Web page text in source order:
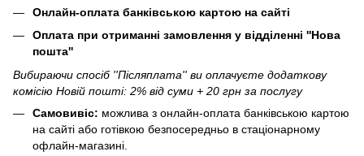
Онлайн-оплата банківською картою на сайті
Оплата при отриманні замовлення у відділенні ''Нова
пошта''
Вибираючи спосіб ''Післяплата'' ви оплачуєте додаткову
комісію Новій пошті: 2% від суми + 20 грн за послугу
Самовивіс: можлива з онлайн-оплата банківською картою
на сайті або готівкою безпосередньо в стаціонарному
офлайн-магазині.